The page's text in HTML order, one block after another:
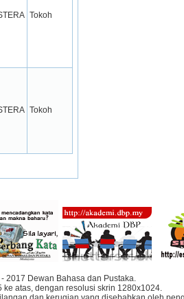
Tokoh
Tokoh
2017 Dewan Bahasa dan Pustaka.
ke atas, dengan resolusi skrin 1280x1024.